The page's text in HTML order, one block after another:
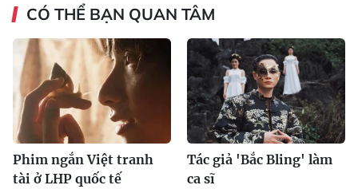
CÓ THỂ BẠN QUAN TÂM
Phim ngắn Việt tranh
tài ở LHP quốc tế
Tác giả 'Bắc Bling' làm
ca sĩ